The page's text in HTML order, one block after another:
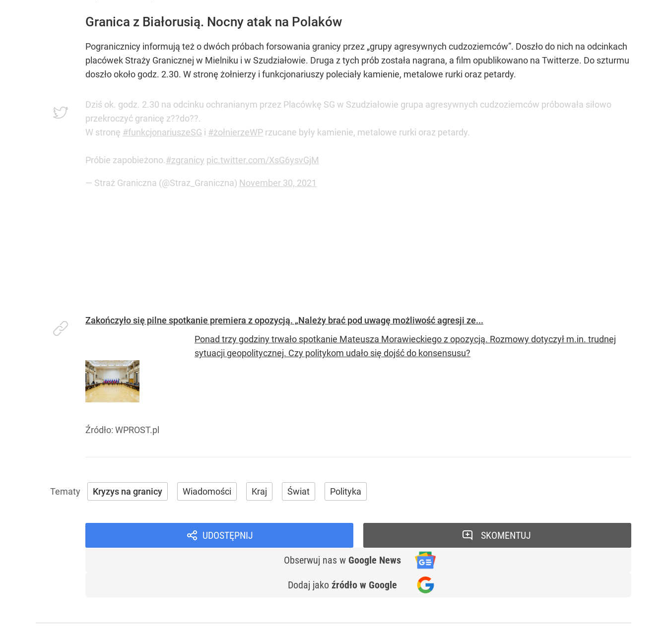
Granica z Białorusią. Nocny atak na Polaków
Pogranicznicy informują też o dwóch próbach forsowania granicy przez „grupy agresywnych cudzoziemców”. Doszło do nich na odcinkach
placówek Straży Granicznej w Mielniku i w Szudziałowie. Druga z tych prób została nagrana, a film opublikowano na Twitterze. Do szturmu
doszło około godz. 2.30. W stronę żołnierzy i funkcjonariuszy poleciały kamienie, metalowe rurki oraz petardy.
Dziś ok. godz. 2.30 na odcinku ochranianym przez Placówkę SG w Szudziałowie grupa agresywnych cudzoziemców próbowała siłowo
przekroczyć granicę z??do??.
W stronę #funkcjonariuszeSG i #żołnierzeWP rzucane były kamienie, metalowe rurki oraz petardy.
Próbie zapobieżono.#zgranicy pic.twitter.com/XsG6ysvGjM
— Straż Graniczna (@Straz_Graniczna) November 30, 2021
Zakończyło się pilne spotkanie premiera z opozycją. „Należy brać pod uwagę możliwość agresji ze...
Ponad trzy godziny trwało spotkanie Mateusza Morawieckiego z opozycją. Rozmowy dotyczył m.in. trudnej
sytuacji geopolitycznej. Czy politykom udało się dojść do konsensusu?
Źródło: WPROST.pl
Kryzys na granicy Wiadomości Kraj Świat Polityka
UDOSTĘPNIJ
Obserwuj nas w Google News
Dodaj jako źródło w Google
SKOMENTUJ